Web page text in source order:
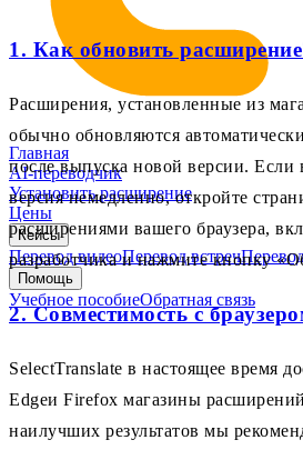
Главная
AI-переводчик
Установить расширение
Цены
Кейсы
Перевод видеоПеревод встреч
Помощь
Учебное пособиеОбратная связь
1. Как обновить
Расширения, установленные из
обычно обновляются
после выпуска новой версии. Если
версия немедленно, откройте
расширениями вашего браузера,
разработчика и нажмите кнопку
2. Совместимость с
SelectTranslate в настоящее время
Edgeи Firefox магазины
наилучших результатов мы